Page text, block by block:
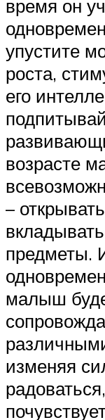
время он
упустите
роста,
его
возрасте
–
предметы.
малыш
изменяя